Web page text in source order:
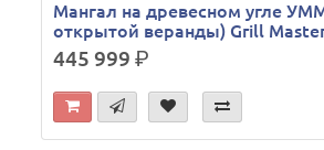
Мангал на древесном угле
открытой веранды) Grill
445 999р.